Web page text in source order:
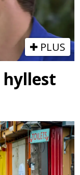
PLUS
hyllest